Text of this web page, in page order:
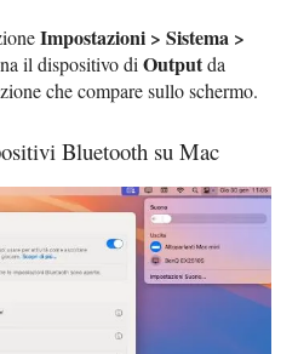
Impostazioni > Sistema >
il dispositivo diOutputda
che compare sullo schermo.
Bluetooth su Mac